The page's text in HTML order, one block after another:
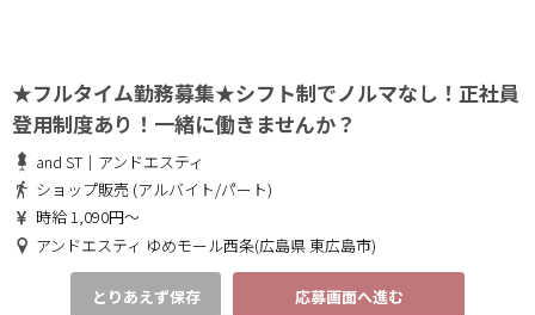
★フルタイム勤務募集★シフト制でノルマなし！正社員
登用制度あり！一緒に働きませんか？
and ST｜アンドエスティ
ショップ販売 (アルバイト/パート)
時給 1,090円～
アンドエスティ ゆめモール西条(広島県 東広島市)
とりあえず保存 応募画面へ進む